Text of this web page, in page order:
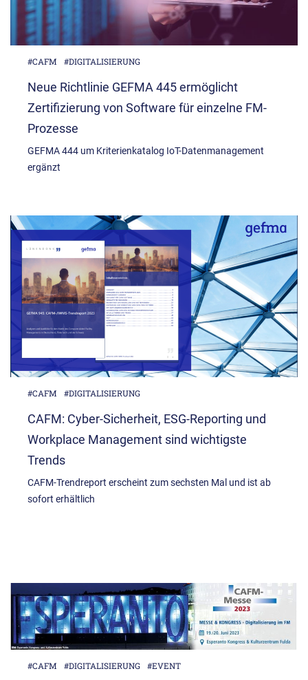
#CAFM #DIGITALISIERUNG
Neue Richtlinie GEFMA 445 ermöglicht
Zertifizierung von Software für einzelne FM-
Prozesse
GEFMA 444 um Kriterienkatalog IoT-Datenmanagement
ergänzt
#CAFM #DIGITALISIERUNG
CAFM: Cyber-Sicherheit, ESG-Reporting und
Workplace Management sind wichtigste
Trends
CAFM-Trendreport erscheint zum sechsten Mal und ist ab
sofort erhältlich
#CAFM #DIGITALISIERUNG #EVENT